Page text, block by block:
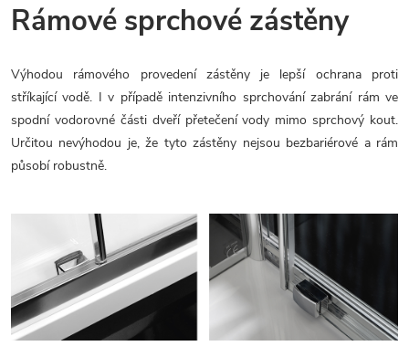
Rámové sprchové zástěny
Výhodou rámového provedení zástěny je lepší ochrana proti
stříkající vodě. I v případě intenzivního sprchování zabrání rám ve
spodní vodorovné části dveří přetečení vody mimo sprchový kout.
Určitou nevýhodou je, že tyto zástěny nejsou bezbariérové a rám
působí robustně.